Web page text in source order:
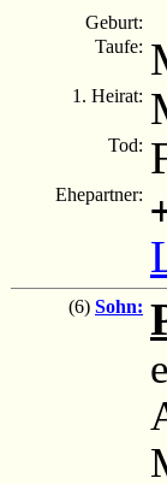
Geburt:
Taufe:
1. Heirat:
Tod:
Ehepartner:
(6) Sohn: